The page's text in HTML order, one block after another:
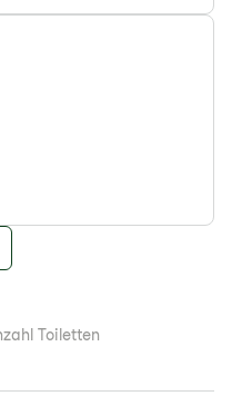
Toiletten